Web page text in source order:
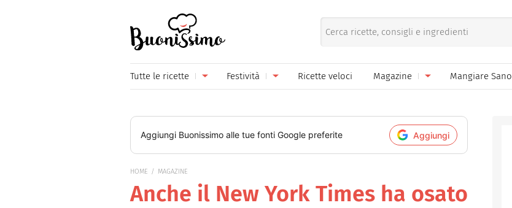
Tutte le ricette
Primi piatti Pane pizza focacce
Secondi piatti Salse e sughi
Marmellate e confetture
Festività
Carnevale
Festa della Donna
Festa della Mamma
Ricette veloci Magazine Mangiare Sano
Aggiungi Buonissimo alle tue fonti Google preferite Aggiungi
HOME MAGAZINE
Anche il New York Times ha osato